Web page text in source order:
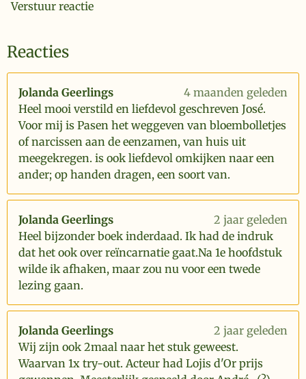
Verstuur reactie
Reacties
Jolanda Geerlings
4 maanden geleden
Heel mooi verstild en liefdevol geschreven José.
Voor mij is Pasen het weggeven van bloembolletjes
of narcissen aan de eenzamen, van huis uit
meegekregen. is ook liefdevol omkijken naar een
ander; op handen dragen, een soort van.
Jolanda Geerlings
2 jaar geleden
Heel bijzonder boek inderdaad. Ik had de indruk
dat het ook over reïncarnatie gaat.Na 1e hoofdstuk
wilde ik afhaken, maar zou nu voor een twede
lezing gaan.
Jolanda Geerlings
2 jaar geleden
Wij zijn ook 2maal naar het stuk geweest.
Waarvan 1x try-out. Acteur had Lojis d'Or prijs